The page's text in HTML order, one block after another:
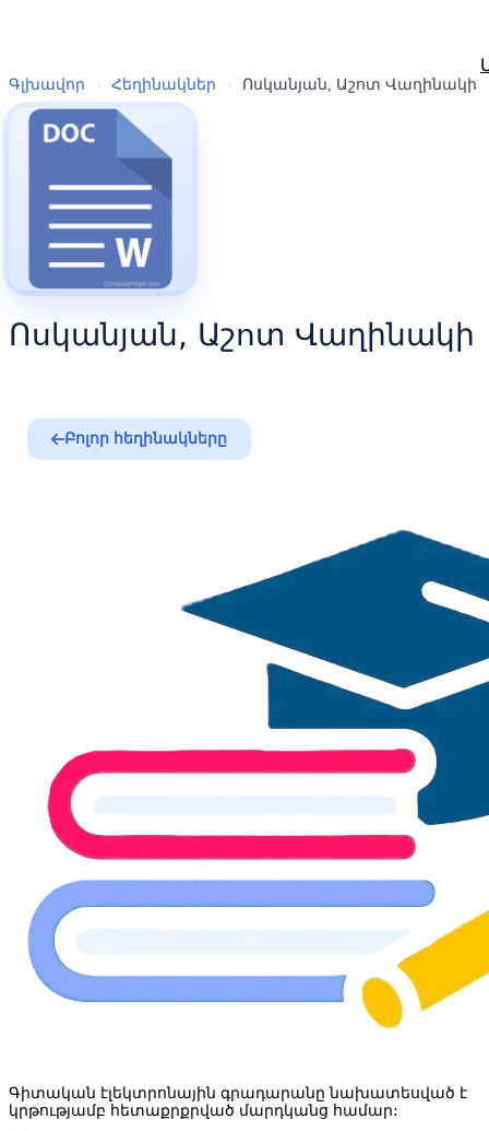
Գլխավոր › Հեղինակներ › Ոսկանյան, Աշոտ Վաղինակի
Ոսկանյան, Աշոտ Վաղինակի
Բոլոր հեղինակները
Գիտական էլեկտրոնային գրադարանը նախատեսված է
կրթությամբ հետաքրքրված մարդկանց համար: